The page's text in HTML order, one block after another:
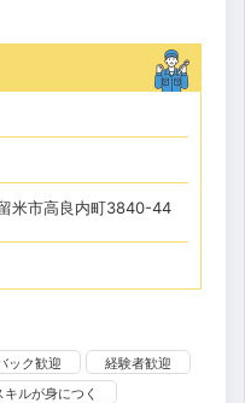
米市高良内町3840-44
ック歓迎
経験者歓迎
キルが身につく